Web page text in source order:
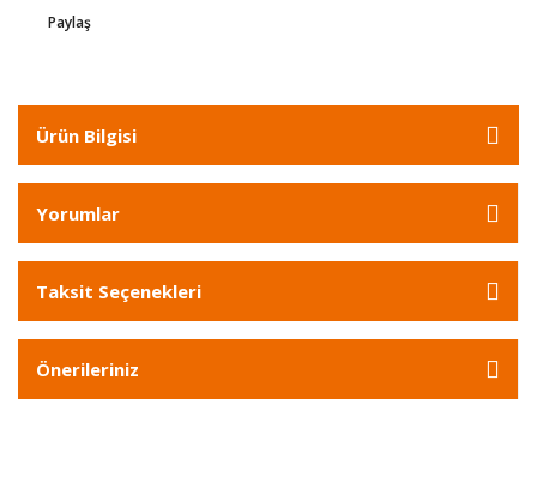
Paylaş
Ürün Bilgisi
Yorumlar
Taksit Seçenekleri
Önerileriniz